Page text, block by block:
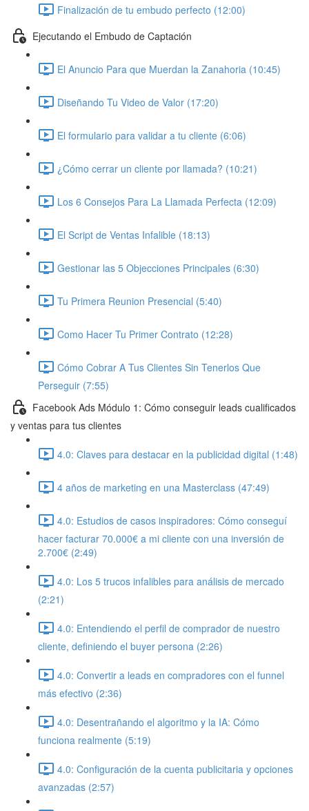
Finalización de tu embudo perfecto (12:00)
Ejecutando el Embudo de Captación
El Anuncio Para que Muerdan la Zanahoria (10:45)
Diseñando Tu Video de Valor (17:20)
El formulario para validar a tu cliente (6:06)
¿Cómo cerrar un cliente por llamada? (10:21)
Los 6 Consejos Para La Llamada Perfecta (12:09)
El Script de Ventas Infalible (18:13)
Gestionar las 5 Objecciones Principales (6:30)
Tu Primera Reunion Presencial (5:40)
Como Hacer Tu Primer Contrato (12:28)
Cómo Cobrar A Tus Clientes Sin Tenerlos Que
Perseguir (7:55)
Facebook Ads Módulo 1: Cómo conseguir leads cualificados
y ventas para tus clientes
4.0: Claves para destacar en la publicidad digital (1:48)
4 años de marketing en una Masterclass (47:49)
4.0: Estudios de casos inspiradores: Cómo conseguí
hacer facturar 70.000€ a mi cliente con una inversión de
2.700€ (2:49)
4.0: Los 5 trucos infalibles para análisis de mercado
(2:21)
4.0: Entendiendo el perfil de comprador de nuestro
cliente, definiendo el buyer persona (2:26)
4.0: Convertir a leads en compradores con el funnel
más efectivo (2:36)
4.0: Desentrañando el algoritmo y la IA: Cómo
funciona realmente (5:19)
4.0: Configuración de la cuenta publicitaria y opciones
avanzadas (2:57)